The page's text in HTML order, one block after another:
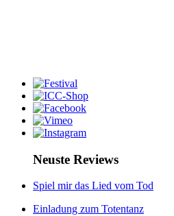
Neuste Reviews
Spiel mir das Lied vom Tod
Einladung zum Totentanz